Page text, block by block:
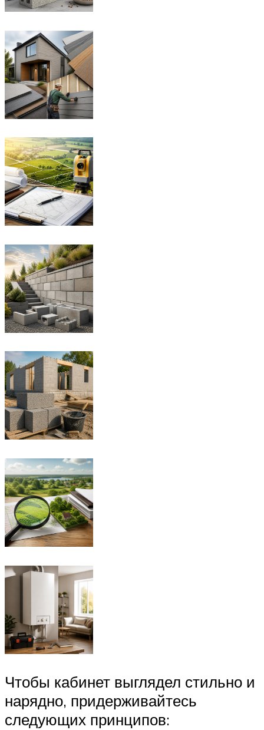
Чтобы кабинет выглядел стильно и
нарядно, придерживайтесь
следующих принципов: